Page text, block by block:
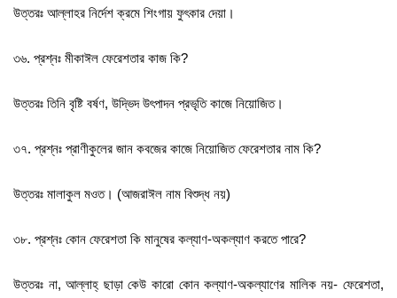
উত্তরঃ আল্লাহর নির্দেশ ক্রমে শিংগায় ফুৎকার দেয়া।
৩৬. প্রশ্নঃ মীকাঈল ফেরেশতার কাজ কি?
উত্তরঃ তিনি বৃষ্টি বর্ষণ, উদ্ভিদ উৎপাদন প্রভৃতি কাজে নিয়োজিত।
৩৭. প্রশ্নঃ প্রাণীকুলের জান কবজের কাজে নিয়োজিত ফেরেশতার নাম কি?
উত্তরঃ মালাকুল মওত। (আজরাঈল নাম বিশুদ্ধ নয়)
৩৮. প্রশ্নঃ কোন ফেরেশতা কি মানুষের কল্যাণ-অকল্যাণ করতে পারে?
উত্তরঃ না, আল্লাহ্‌ ছাড়া কেউ কারো কোন কল্যাণ-অকল্যাণের মালিক নয়- ফেরেশতা,